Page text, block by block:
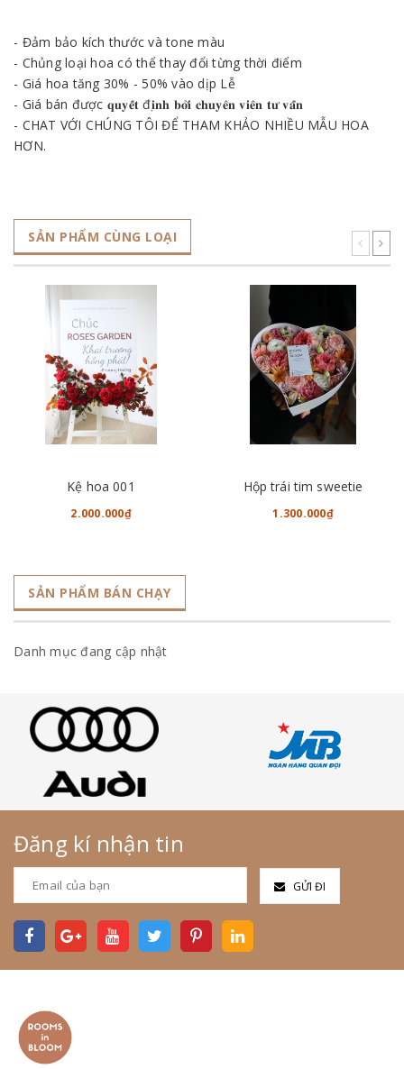
- Đảm bảo kích thước và tone màu
- Chủng loại hoa có thể thay đổi từng thời điểm
- Giá hoa tăng 30% - 50% vào dịp Lễ
- Giá bán được 𝐪𝐮𝐲𝐞̂́𝐭 đ𝐢̣𝐧𝐡 𝐛𝐨̛̉𝐢 𝐜𝐡𝐮𝐲𝐞̂𝐧 𝐯𝐢𝐞̂𝐧 𝐭𝐮̛ 𝐯𝐚̂́𝐧
- CHAT VỚI CHÚNG TÔI ĐỂ THAM KHẢO NHIỀU MẪU HOA
HƠN.
SẢN PHẨM CÙNG LOẠI
Kệ hoa 001
2.000.000₫
Hộp trái tim sweetie
1.300.000₫
SẢN PHẨM BÁN CHẠY
Danh mục đang cập nhật
Đăng kí nhận tin
GỬI ĐI